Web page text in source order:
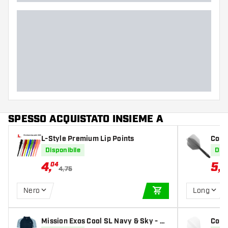
SPESSO ACQUISTATO INSIEME A
L-Style Premium Lip Points
Disponibile
4,04
4,75
Nero
AGGIUNGI AL
Mission Exos Cool SL Navy & Sky - Ca
5,17
Long